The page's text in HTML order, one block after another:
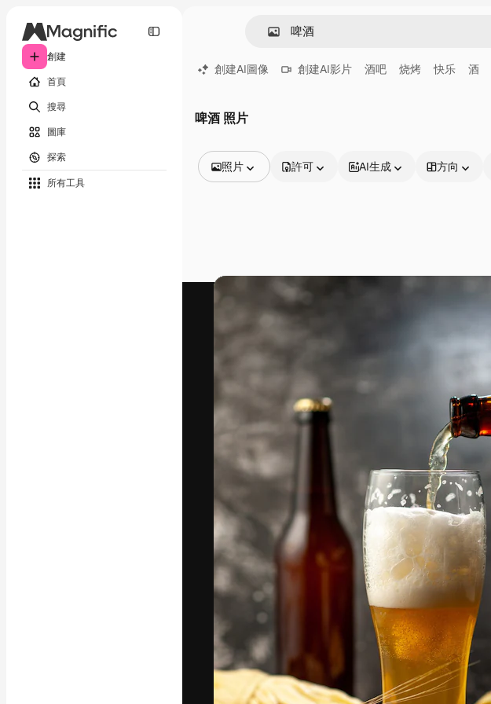
創建
首頁
搜尋
圖庫
探索
所有工具
創建AI圖像 創建AI影片 酒吧 烧烤 快乐 酒
啤酒 照片
照片
視頻
圖標
許可 AI生成 方向
引導你創作出最佳作品的創意平台。擁有超過
100萬訂閱者，涵蓋創意人士、企業、代理商
和工作室。
2026Freepik Company S.L.U.